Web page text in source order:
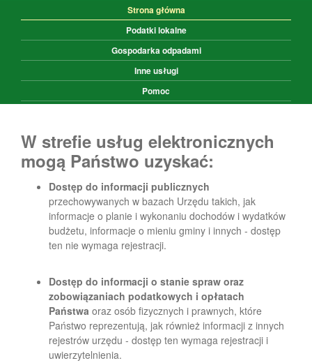
Strona główna
Podatki lokalne
Gospodarka odpadami
Inne usługi
Pomoc
W strefie usług elektronicznych
mogą Państwo uzyskać:
Dostęp do informacji publicznych
przechowywanych w bazach Urzędu takich, jak
informacje o planie i wykonaniu dochodów i wydatków
budżetu, informacje o mieniu gminy i innych - dostęp
ten nie wymaga rejestracji.
Dostęp do informacji o stanie spraw oraz
zobowiązaniach podatkowych i opłatach
Państwa oraz osób fizycznych i prawnych, które
Państwo reprezentują, jak również informacji z innych
rejestrów urzędu - dostęp ten wymaga rejestracji i
uwierzytelnienia.